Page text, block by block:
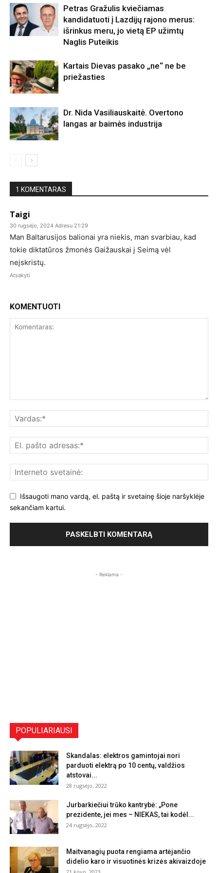
Petras Gražulis kviečiamas
kandidatuoti į Lazdijų rajono merus:
išrinkus meru, jo vietą EP užimtų
Naglis Puteikis
Kartais Dievas pasako „ne“ ne be
priežasties
Dr. Nida Vasiliauskaitė. Overtono
langas ar baimės industrija
1 KOMENTARAS
Taigi
30 rugsėjo, 2024 Adresu 21:29
Man Baltarusijos balionai yra niekis, man svarbiau, kad
tokie diktatūros žmonės Gaižauskai į Seimą vėl
neįskristų.
Atsakyti
KOMENTUOTI
Išsaugoti mano vardą, el. paštą ir svetainę šioje naršyklėje
sekančiam kartui.
- Reklama -
POPULIARIAUSI
Skandalas: elektros gamintojai nori
parduoti elektrą po 10 centų, valdžios
atstovai...
28 rugsėjo, 2022
Jurbarkiečiui trūko kantrybė: „Pone
prezidente, jei mes – NIEKAS, tai kodėl...
24 rugsėjo, 2022
Maitvanagių puota rengiama artėjančio
didelio karo ir visuotinės krizės akivaizdoje